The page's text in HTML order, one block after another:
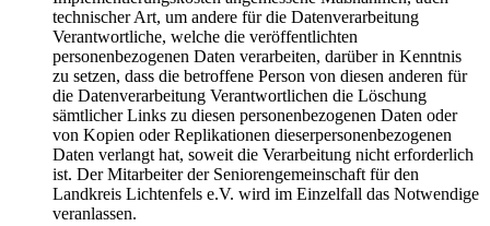
technischer Art, um andere für die Datenverarbeitung
Verantwortliche, welche die veröffentlichten
personenbezogenen Daten verarbeiten, darüber in Kenntnis
zu setzen, dass die betroffene Person von diesen anderen für
die Datenverarbeitung Verantwortlichen die Löschung
sämtlicher Links zu diesen personenbezogenen Daten oder
von Kopien oder Replikationen dieserpersonenbezogenen
Daten verlangt hat, soweit die Verarbeitung nicht erforderlich
ist. Der Mitarbeiter der Seniorengemeinschaft für den
Landkreis Lichtenfels e.V. wird im Einzelfall das Notwendige
veranlassen.